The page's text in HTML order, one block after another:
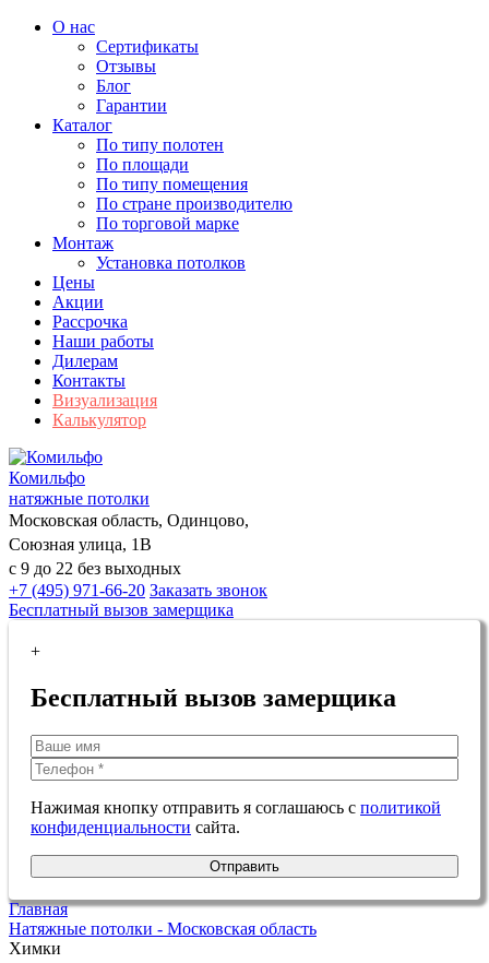
О нас
Сертификаты
Отзывы
Блог
Гарантии
Каталог
По типу полотен
По площади
По типу помещения
По стране производителю
По торговой марке
Монтаж
Установка потолков
Цены
Акции
Рассрочка
Наши работы
Дилерам
Контакты
Визуализация
Калькулятор
Комильфо
натяжные потолки
Московская область, Одинцово,
Союзная улица, 1В
с 9 до 22 без выходных
+7 (495) 971-66-20 Заказать звонок
Бесплатный вызов замерщика
+
Бесплатный вызов замерщика
Нажимая кнопку отправить я соглашаюсь с политикой
конфиденциальности сайта.
Отправить
Главная
Натяжные потолки - Московская область
Химки